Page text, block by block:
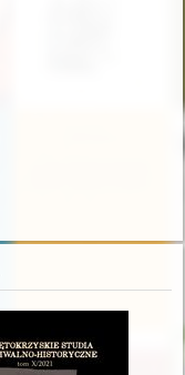
i narodu polskiego